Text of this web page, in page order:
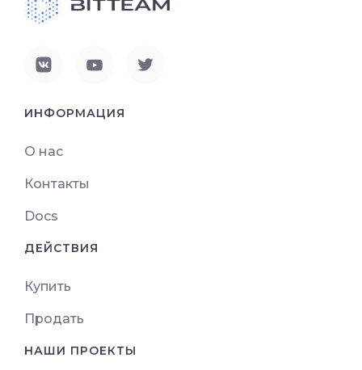
ИНФОРМАЦИЯ
О нас
Контакты
Docs
ДЕЙСТВИЯ
Купить
Продать
НАШИ ПРОЕКТЫ